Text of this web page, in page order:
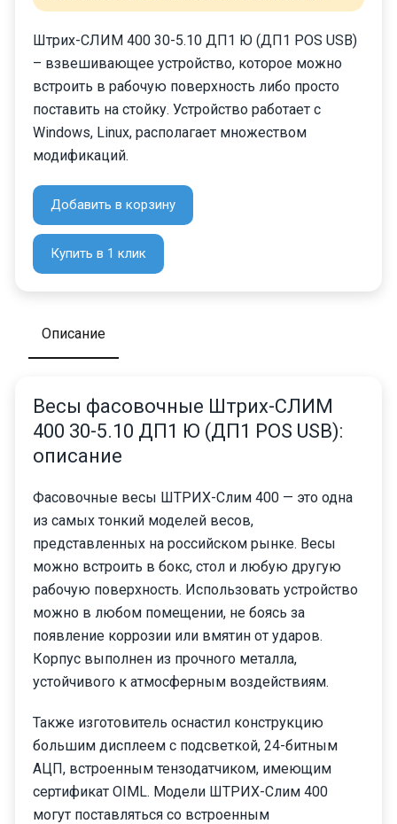
Штрих-СЛИМ 400 30-5.10 ДП1 Ю (ДП1 POS USB)
– взвешивающее устройство, которое можно
встроить в рабочую поверхность либо просто
поставить на стойку. Устройство работает с
Windows, Linux, располагает множеством
модификаций.
Добавить в корзину
Купить в 1 клик
Описание
Весы фасовочные Штрих-СЛИМ
400 30-5.10 ДП1 Ю (ДП1 POS USB):
описание
Фасовочные весы ШТРИХ-Слим 400 — это одна
из самых тонкий моделей весов,
представленных на российском рынке. Весы
можно встроить в бокс, стол и любую другую
рабочую поверхность. Использовать устройство
можно в любом помещении, не боясь за
появление коррозии или вмятин от ударов.
Корпус выполнен из прочного металла,
устойчивого к атмосферным воздействиям.
Также изготовитель оснастил конструкцию
большим дисплеем с подсветкой, 24-битным
АЦП, встроенным тензодатчиком, имеющим
сертификат OIML. Модели ШТРИХ-Слим 400
могут поставляться со встроенным